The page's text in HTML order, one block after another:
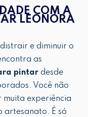
COM A
LEONORA
e diminuir o
as
pintar desde
Você não
muita experiência
artesanato. É só